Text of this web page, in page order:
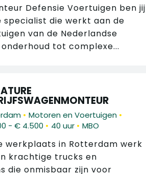
Defensie Voertuigen ben jij
specialist die werkt aan de
van de Nederlandse
tot complexe...
• Motoren en Voertuigen •
- € 4.500 • 40 uur • MBO
werkplaats in Rotterdam werk
krachtige trucks en
die onmisbaar zijn voor